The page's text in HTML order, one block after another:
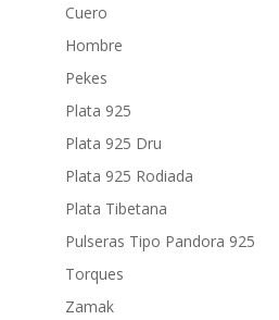
Cuero
Hombre
Pekes
Plata 925
Plata 925 Dru
Plata 925 Rodiada
Plata Tibetana
Pulseras Tipo Pandora 925
Torques
Zamak